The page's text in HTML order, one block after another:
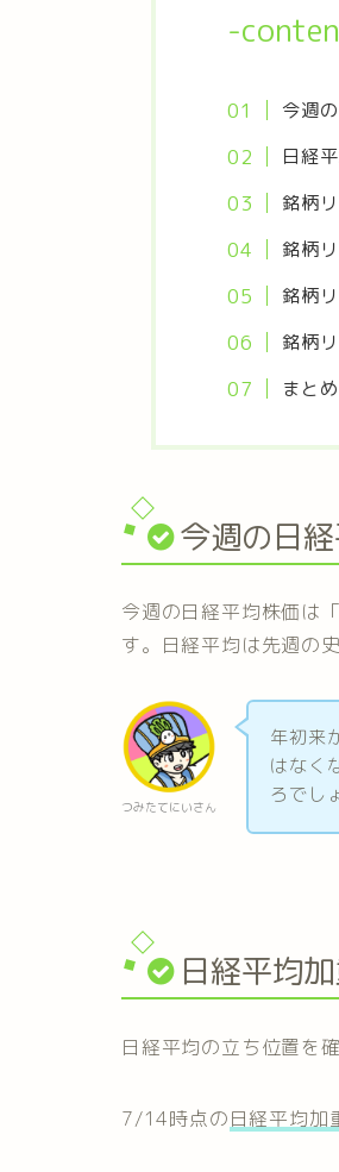
-
今週
日経
銘柄
銘柄
銘柄
銘柄
まとめ
今週の日
今週の日経平均株価
す。日経平均は先週の
つみたてにいさん
年初来
はなく
ろでし
日経平均
日経平均の立ち位置を
7/14時点の日経平均加